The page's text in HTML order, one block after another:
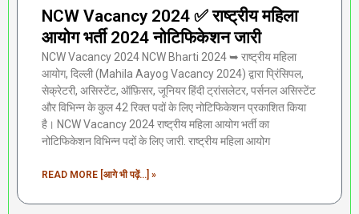
NCW Vacancy 2024 ✅ राष्ट्रीय महिला
आयोग भर्ती 2024 नोटिफिकेशन जारी
NCW Vacancy 2024 NCW Bharti 2024 ➥ राष्ट्रीय महिला
आयोग, दिल्ली (Mahila Aayog Vacancy 2024) द्वारा प्रिंसिपल,
सेक्रेटरी, असिस्टेंट, ऑफ़िसर, जूनियर हिंदी ट्रांसलेटर, पर्सनल असिस्टेंट
और विभिन्न के कुल 42 रिक्त पदों के लिए नोटिफिकेशन प्रकाशित किया
है। NCW Vacancy 2024 राष्ट्रीय महिला आयोग भर्ती का
नोटिफिकेशन विभिन्‍न पदों के लिए जारी. राष्ट्रीय महिला आयोग
READ MORE [आगे भी पढ़ें...] »